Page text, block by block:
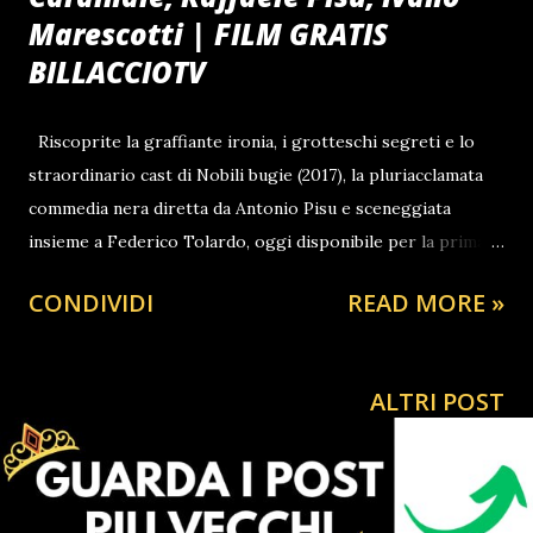
Marescotti | FILM GRATIS
BILLACCIOTV
Riscoprite la graffiante ironia, i grotteschi segreti e lo
straordinario cast di Nobili bugie (2017), la pluriacclamata
commedia nera diretta da Antonio Pisu e sceneggiata
insieme a Federico Tolardo, oggi disponibile per la prima
4K. La trama ci porta indietro nel tempo, durante le
ormai privi di patrimonio si ritrova a gestire una serie di
intricati e bizzarri affari pur di mantenere le proprie
apparenze e la servitù. Quando una facoltosa famiglia di
rifugiati ebrei bussa alla loro porta in cerca di salvezza, i
CONDIVIDI READ MORE »
ALTRI POST